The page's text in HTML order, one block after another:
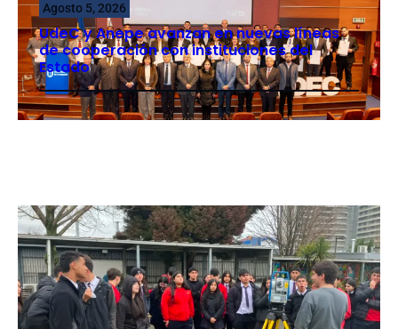
Agosto 5, 2026
UdeC y Anepe avanzan en nuevas líneas
de cooperación con instituciones del
Estado